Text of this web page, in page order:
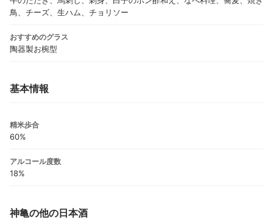
鳥、チーズ、生ハム、チョリソー
おすすめのグラス
陶器製お椀型
基本情報
精米歩合
60%
アルコール度数
18%
神亀の他の日本酒